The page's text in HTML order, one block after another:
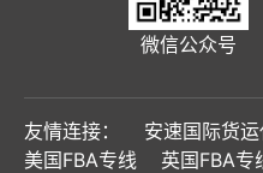
微信公众号
友情连接： 安速国际货
美国FBA专线
英国FBA专